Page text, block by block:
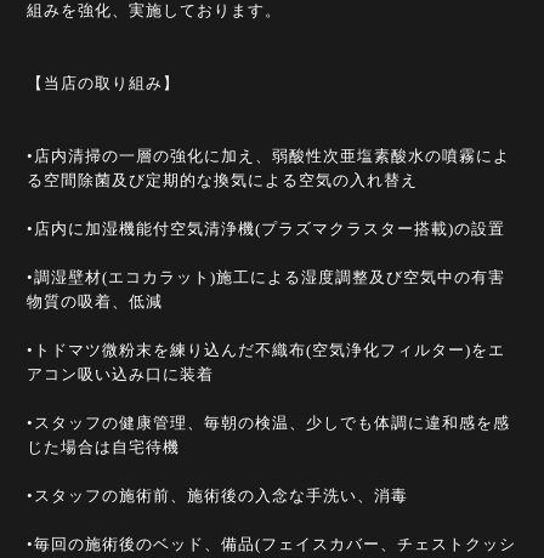
組みを強化、実施しております。
【当店の取り組み】
•店内清掃の一層の強化に加え、弱酸性次亜塩素酸水の噴霧によ
る空間除菌及び定期的な換気による空気の入れ替え
•店内に加湿機能付空気清浄機(プラズマクラスター搭載)の設置
•調湿壁材(エコカラット)施工による湿度調整及び空気中の有害
物質の吸着、低減
•トドマツ微粉末を練り込んだ不織布(空気浄化フィルター)をエ
アコン吸い込み口に装着
•スタッフの健康管理、毎朝の検温、少しでも体調に違和感を感
じた場合は自宅待機
•スタッフの施術前、施術後の入念な手洗い、消毒
•毎回の施術後のベッド、備品(フェイスカバー、チェストクッシ